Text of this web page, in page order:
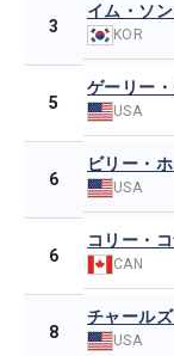
3
イム・ソ
KOR
5
ゲーリー
USA
6
ビリー・
USA
6
コリー・
CAN
8
チャールズ
USA